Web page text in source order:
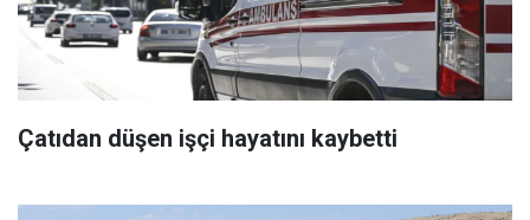
Çatıdan düşen işçi hayatını kaybetti